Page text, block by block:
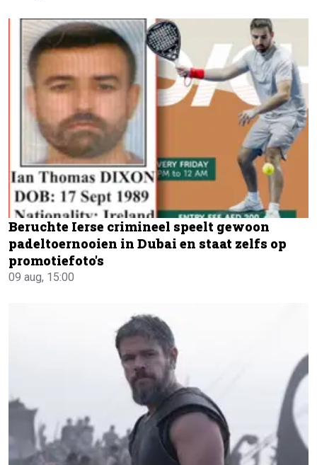
Beruchte Ierse crimineel speelt gewoon
padeltoernooien in Dubai en staat zelfs op
promotiefoto's
09 aug, 15:00